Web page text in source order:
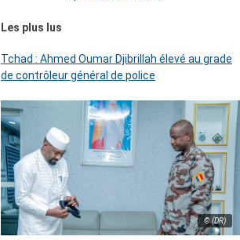
Les plus lus
Tchad : Ahmed Oumar Djibrillah élevé au grade
de contrôleur général de police
© (DR)